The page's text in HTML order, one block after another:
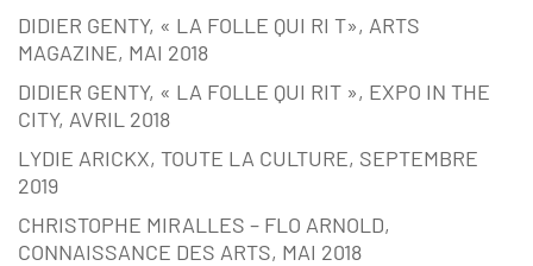
DIDIER GENTY, « LA FOLLE QUI RI T», ARTS
MAGAZINE, MAI 2018
DIDIER GENTY, « LA FOLLE QUI RIT », EXPO IN THE
CITY, AVRIL 2018
LYDIE ARICKX, TOUTE LA CULTURE, SEPTEMBRE
2019
CHRISTOPHE MIRALLES – FLO ARNOLD,
CONNAISSANCE DES ARTS, MAI 2018